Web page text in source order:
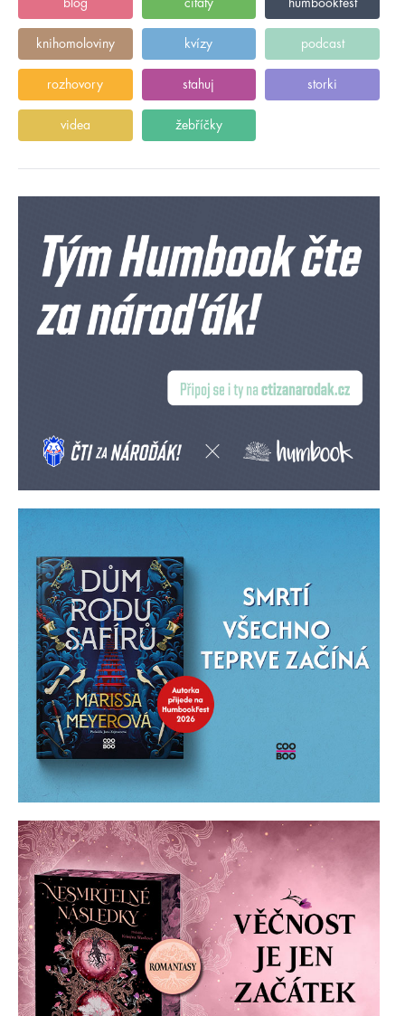
blog citáty humbookfest
knihomoloviny kvízy podcast
rozhovory stahuj storki
videa žebříčky